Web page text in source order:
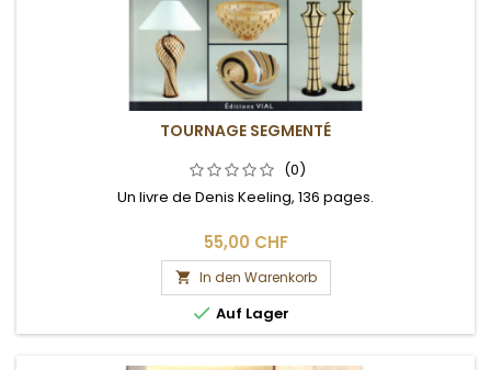
TOURNAGE SEGMENTÉ
(0)
Un livre de Denis Keeling, 136 pages.
55,00 CHF
 In den Warenkorb
 Auf Lager